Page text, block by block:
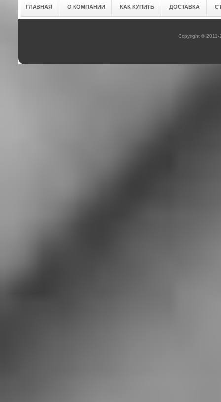
ГЛАВНАЯ О КОМПАНИИ КАК КУПИТЬ ДОСТАВКА
Copyright © 2011-